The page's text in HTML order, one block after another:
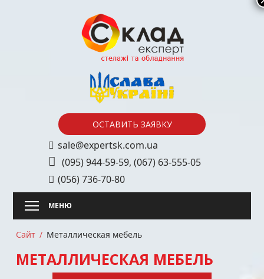
ОСТАВИТЬ ЗАЯВКУ
sale@expertsk.com.ua
(095) 944-59-59, (067) 63-555-05
(056) 736-70-80
Сайт Металлическая мебель
МЕТАЛЛИЧЕСКАЯ МЕБЕЛЬ